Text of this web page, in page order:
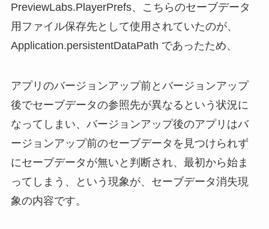
PreviewLabs.PlayerPrefs、こちらのセーブデータ
用ファイル保存先として使用されていたのが、
Application.persistentDataPath であったため、
アプリのバージョンアップ前とバージョンアップ
後でセーブデータの参照先が異なるという状況に
なってしまい、バージョンアップ後のアプリはバ
ージョンアップ前のセーブデータを見つけられず
にセーブデータが無いと判断され、最初から始ま
ってしまう、という現象が、セーブデータ消失現
象の内容です。